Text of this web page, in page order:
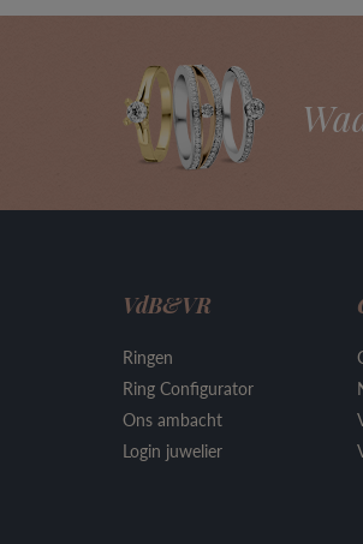
VdB&VR
Ringen
Ring Configurator
Ons ambacht
Login juwelier